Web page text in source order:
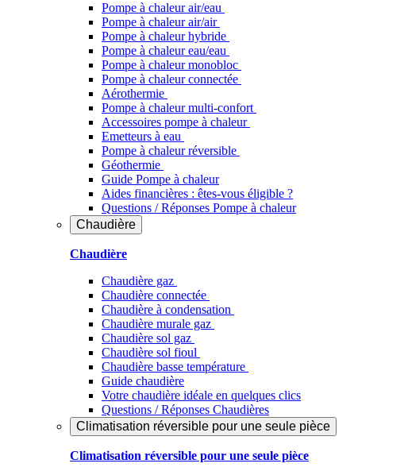
Pompe à chaleur air/eau
Pompe à chaleur air/air
Pompe à chaleur hybride
Pompe à chaleur​ eau/eau
Pompe à chaleur monobloc
Pompe à chaleur connectée
Aérothermie
Pompe à chaleur multi-confort
Accessoires pompe à chaleur
Emetteurs à eau
Pompe à chaleur réversible
Géothermie
Guide Pompe à chaleur
Aides financières : êtes-vous éligible ?
Questions / Réponses Pompe à chaleur
Chaudière
Chaudière
Chaudière gaz
Chaudière connectée
Chaudière à condensation
Chaudière murale gaz
Chaudière sol gaz
Chaudière sol fioul
Chaudière basse température
Guide chaudière
Votre chaudière idéale en quelques clics
Questions / Réponses Chaudières
Climatisation réversible pour une seule pièce
Climatisation réversible pour une seule pièce